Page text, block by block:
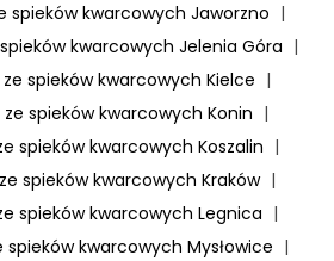
spieków kwarcowych Jaworzno |
kwarcowych Jelenia Góra |
spieków kwarcowych Kielce |
spieków kwarcowych Konin |
spieków kwarcowych Koszalin |
spieków kwarcowych Kraków |
spieków kwarcowych Legnica |
kwarcowych Mysłowice |